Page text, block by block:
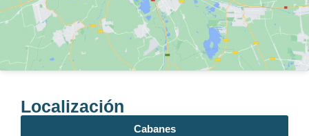
Localización
Cabanes